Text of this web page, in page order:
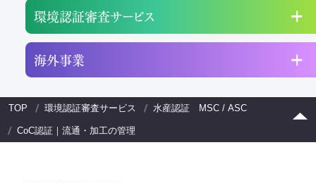
環境認証審査サービス
海外事業
TOP 環境認証審査サービス 水産認証 MSC / ASC
CoC認証｜流通・加工の管理